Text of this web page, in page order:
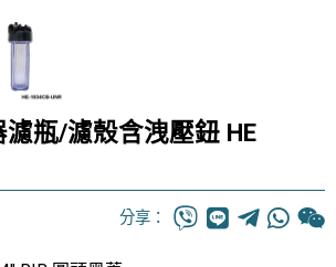
瓶/濾殼含洩壓鈕 HE
分享：